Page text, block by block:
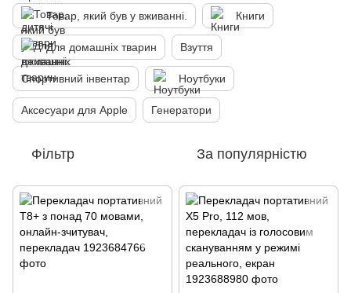
Товар, який був у вживанні. Книги
Для домашніх тварин Взуття
Спортивний інвентар Ноутбуки
Аксесуари для Apple Генератори
Фільтр За популярністю